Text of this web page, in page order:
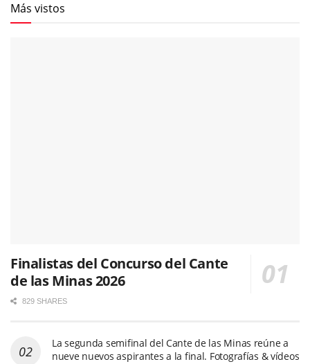
Más vistos
Finalistas del Concurso del Cante
de las Minas 2026
829 SHARES
La segunda semifinal del Cante de las Minas reúne a
nueve nuevos aspirantes a la final. Fotografías & vídeos